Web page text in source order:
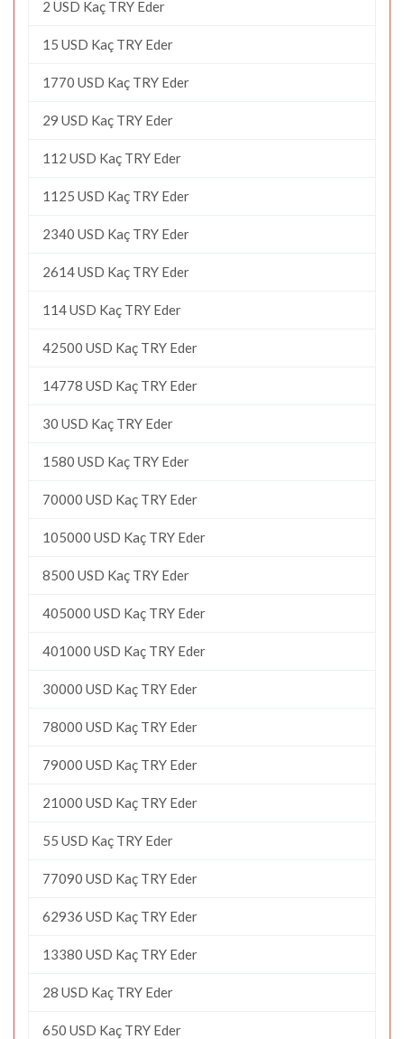
2 USD Kaç TRY Eder
15 USD Kaç TRY Eder
1770 USD Kaç TRY Eder
29 USD Kaç TRY Eder
112 USD Kaç TRY Eder
1125 USD Kaç TRY Eder
2340 USD Kaç TRY Eder
2614 USD Kaç TRY Eder
114 USD Kaç TRY Eder
42500 USD Kaç TRY Eder
14778 USD Kaç TRY Eder
30 USD Kaç TRY Eder
1580 USD Kaç TRY Eder
70000 USD Kaç TRY Eder
105000 USD Kaç TRY Eder
8500 USD Kaç TRY Eder
405000 USD Kaç TRY Eder
401000 USD Kaç TRY Eder
30000 USD Kaç TRY Eder
78000 USD Kaç TRY Eder
79000 USD Kaç TRY Eder
21000 USD Kaç TRY Eder
55 USD Kaç TRY Eder
77090 USD Kaç TRY Eder
62936 USD Kaç TRY Eder
13380 USD Kaç TRY Eder
28 USD Kaç TRY Eder
650 USD Kaç TRY Eder